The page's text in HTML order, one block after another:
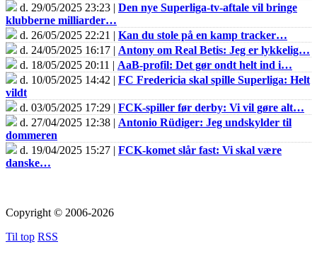
d. 29/05/2025 23:23 | Den nye Superliga-tv-aftale vil bringe
klubberne milliarder…
d. 26/05/2025 22:21 | Kan du stole på en kamp tracker…
d. 24/05/2025 16:17 | Antony om Real Betis: Jeg er lykkelig…
d. 18/05/2025 20:11 | AaB-profil: Det gør ondt helt ind i…
d. 10/05/2025 14:42 | FC Fredericia skal spille Superliga: Helt
vildt
d. 03/05/2025 17:29 | FCK-spiller før derby: Vi vil gøre alt…
d. 27/04/2025 12:38 | Antonio Rüdiger: Jeg undskylder til
dommeren
d. 19/04/2025 15:27 | FCK-komet slår fast: Vi skal være
danske…
Copyright © 2006-2026
Til top RSS